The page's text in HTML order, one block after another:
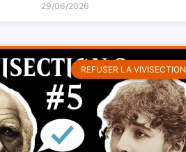
29/06/2026
REFUSER LA VIVISECTION